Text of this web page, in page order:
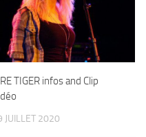
TIGER infos and Clip
JUILLET 2020